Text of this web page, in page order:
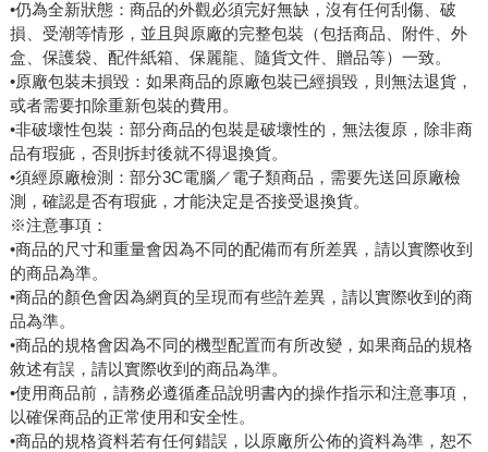
•仍為全新狀態：商品的外觀必須完好無缺，沒有任何刮傷、破
損、受潮等情形，並且與原廠的完整包裝（包括商品、附件、外
盒、保護袋、配件紙箱、保麗龍、隨貨文件、贈品等）一致。
•原廠包裝未損毀：如果商品的原廠包裝已經損毀，則無法退貨，
或者需要扣除重新包裝的費用。
•非破壞性包裝：部分商品的包裝是破壞性的，無法復原，除非商
品有瑕疵，否則拆封後就不得退換貨。
•須經原廠檢測：部分3C電腦／電子類商品，需要先送回原廠檢
測，確認是否有瑕疵，才能決定是否接受退換貨。
※注意事項：
•商品的尺寸和重量會因為不同的配備而有所差異，請以實際收到
的商品為準。
•商品的顏色會因為網頁的呈現而有些許差異，請以實際收到的商
品為準。
•商品的規格會因為不同的機型配置而有所改變，如果商品的規格
敘述有誤，請以實際收到的商品為準。
•使用商品前，請務必遵循產品說明書內的操作指示和注意事項，
以確保商品的正常使用和安全性。
•商品的規格資料若有任何錯誤，以原廠所公佈的資料為準，恕不